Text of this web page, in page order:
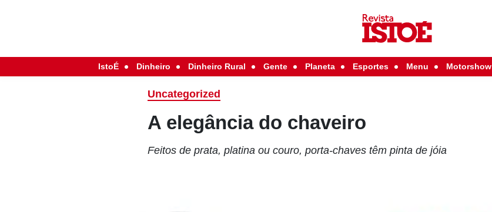
IstoÉ Dinheiro Dinheiro Rural Gente Planeta Esportes Menu Motorshow
Uncategorized
A elegância do chaveiro
Feitos de prata, platina ou couro, porta-chaves têm pinta de jóia